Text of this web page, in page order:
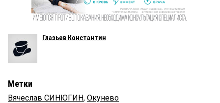
Глазьев Константин
Метки
Вячеслав СИНЮГИН, Окунево